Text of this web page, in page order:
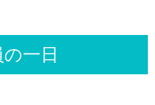
一日